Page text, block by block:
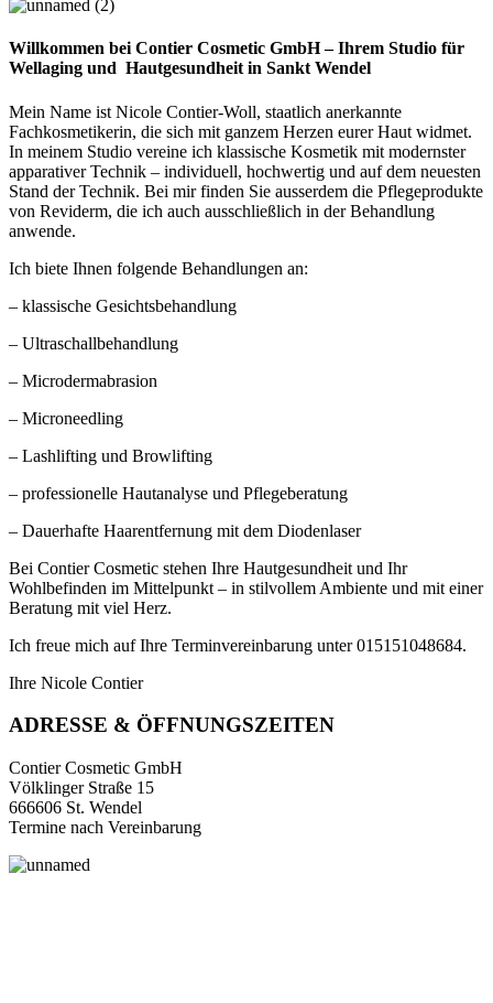
Willkommen bei Contier Cosmetic GmbH – Ihrem Studio für
Wellaging und Hautgesundheit in Sankt Wendel
Mein Name ist Nicole Contier-Woll, staatlich anerkannte
Fachkosmetikerin, die sich mit ganzem Herzen eurer Haut widmet.
In meinem Studio vereine ich klassische Kosmetik mit modernster
apparativer Technik – individuell, hochwertig und auf dem neuesten
Stand der Technik. Bei mir finden Sie ausserdem die Pflegeprodukte
von Reviderm, die ich auch ausschließlich in der Behandlung
anwende.
Ich biete Ihnen folgende Behandlungen an:
– klassische Gesichtsbehandlung
– Ultraschallbehandlung
– Microdermabrasion
– Microneedling
– Lashlifting und Browlifting
– professionelle Hautanalyse und Pflegeberatung
– Dauerhafte Haarentfernung mit dem Diodenlaser
Bei Contier Cosmetic stehen Ihre Hautgesundheit und Ihr
Wohlbefinden im Mittelpunkt – in stilvollem Ambiente und mit einer
Beratung mit viel Herz.
Ich freue mich auf Ihre Terminvereinbarung unter 015151048684.
Ihre Nicole Contier
ADRESSE & ÖFFNUNGSZEITEN
Contier Cosmetic GmbH
Völklinger Straße 15
666606 St. Wendel
Termine nach Vereinbarung